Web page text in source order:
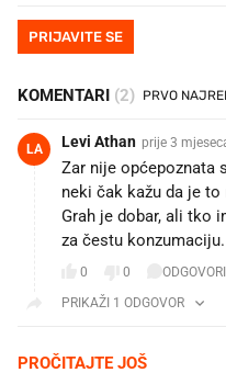
PRIJAVITE SE
KOMENTARI (2)
LA Levi Athan prije 3
Zar nije općepoznata
neki čak kažu da je
Grah je dobar, ali tko
za čestu konzumaciju.
0 0
PRIKAŽI 1 ODGOVOR
PROČITAJTE JOŠ